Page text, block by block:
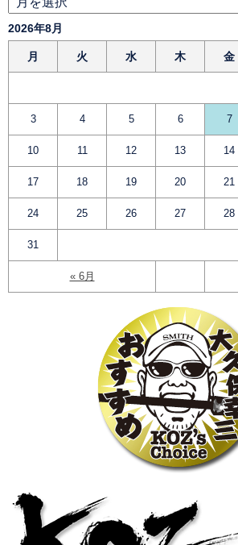
2026年8月
月 火 水 木 金
« 6月
3 4 5 6 7
10 11 12 13 14
17 18 19 20 21
24 25 26 27 28
31